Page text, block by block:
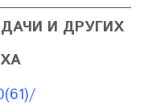
И ДРУГИХ